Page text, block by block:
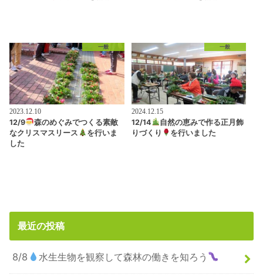
一般
2023.12.10
12/9
森のめぐみでつくる素敵
なクリスマスリース
を行いま
した
一般
2024.12.15
12/14
自然の恵みで作る正月飾
りづくり
を行いました
最近の投稿
8/8 水生生物を観察して森林の働きを知ろう